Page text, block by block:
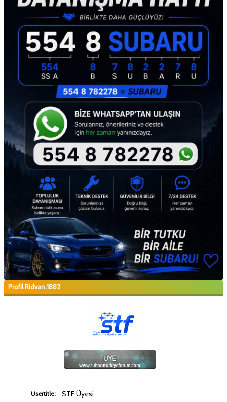
Profil Ridvan.1882
Usertitle: STF Üyesi